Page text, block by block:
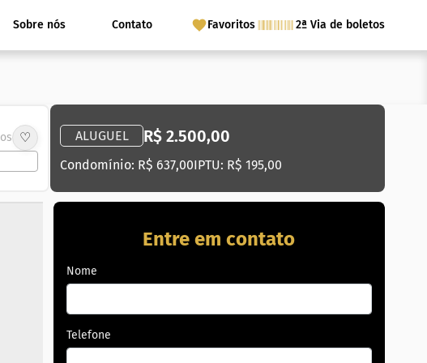
Sobre nós Contato Favoritos 2ª Via de boletos
♡ ALUGUEL R$ 2.500,00
Condomínio: R$ 637,00IPTU: R$ 195,00
Entre em contato
Nome
Telefone